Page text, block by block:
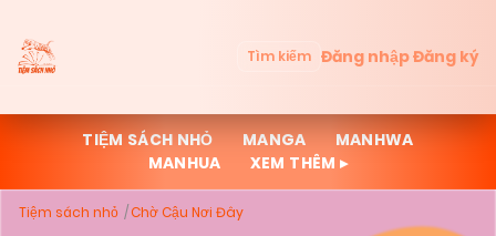
Tìm kiếm Đăng nhậpĐăng ký
TIỆM SÁCH NHỎ MANGA
MANHWA
MANHUA
XEM THÊM ▸
Tiệm sách nhỏ Chờ Cậu Nơi Đây